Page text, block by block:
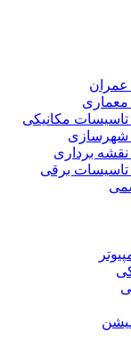
عمران
معماری
مکانیکی
شهرسازی
برداری
تاسیسات برقی